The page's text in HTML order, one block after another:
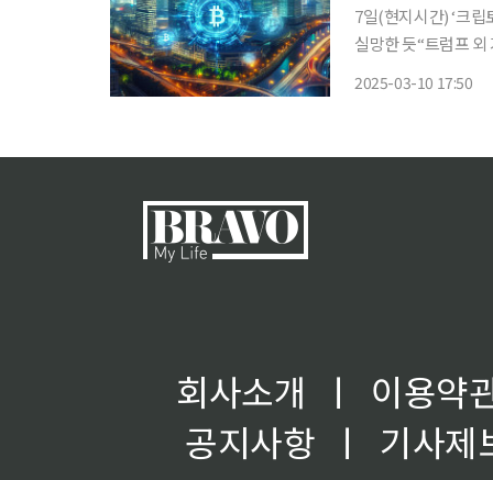
7일(현지시간) ‘크립
실망한 듯“트럼프 외 거시경
2025-03-10 17:50
회사소개 ㅣ
이용약
공지사항
ㅣ
기사제